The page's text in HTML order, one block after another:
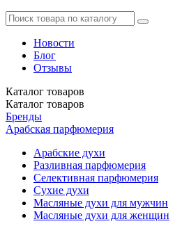
Новости
Блог
Отзывы
Каталог товаров
Каталог товаров
Бренды
Арабская парфюмерия
Арабские духи
Разливная парфюмерия
Селективная парфюмерия
Сухие духи
Масляные духи для мужчин
Масляные духи для женщин